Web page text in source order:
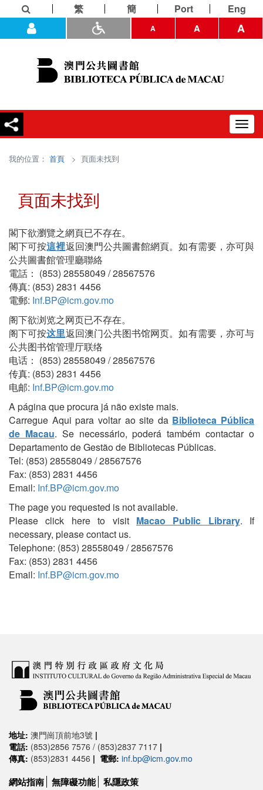
繁 簡 Port Eng
A A A
我的位置： 首頁 > 頁面未找到
頁面未找到
閣下欲瀏覽之網頁已不存在。
閣下可按這裡返回澳門公共圖書館網頁。如有需要，亦可與
公共圖書館管理廳聯絡
電話： (853) 28558049 / 28567576
傳真: (853) 2831 4456
電郵: Inf.BP@icm.gov.mo
阁下欲浏览之网页已不存在。
阁下可按这里返回澳门公共图书馆网页。如有需要，亦可与
公共图书馆管理厅联络
电话： (853) 28558049 / 28567576
传真: (853) 2831 4456
电邮: Inf.BP@icm.gov.mo
A página que procura já não existe mais.
Carregue Aqui para voltar ao site da Biblioteca Pública
de Macau. Se necessário, poderá também contactar o
Departamento de Gestão de Bibliotecas Públicas.
Tel: (853) 28558049 / 28567576
Fax: (853) 2831 4456
Email: Inf.BP@icm.gov.mo
The page you requested is not available.
Please click here to visit Macao Public Library. If
necessary, please contact us.
Telephone: (853) 28558049 / 28567576
Fax: (853) 2831 4456
Email: Inf.BP@icm.gov.mo
地址: 澳門崗頂前地3號 |
電話: (853)2856 7576 / (853)2837 7117 |
傳真: (853)2831 4456 | 電郵: inf.bp@icm.gov.mo
網站指南 無障礙功能 私隱政策